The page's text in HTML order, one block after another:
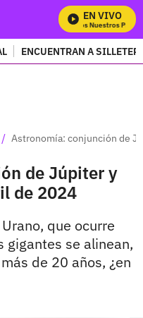
EN VIVO
Mira Todos Nuestros
ENCUENTRAN A
/ Astronomía: conjunción de
de Júpiter y
de 2024
que ocurre
gigantes se alinean,
de 20 años, ¿en